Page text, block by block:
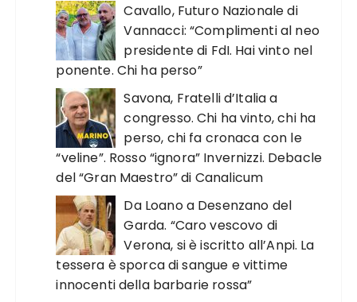
Cavallo, Futuro Nazionale di
Vannacci: “Complimenti al neo
presidente di FdI. Hai vinto nel
ponente. Chi ha perso”
Savona, Fratelli d’Italia a
congresso. Chi ha vinto, chi ha
perso, chi fa cronaca con le
“veline”. Rosso “ignora” Invernizzi. Debacle
del “Gran Maestro” di Canalicum
Da Loano a Desenzano del
Garda. “Caro vescovo di
Verona, si è iscritto all’Anpi. La
tessera è sporca di sangue e vittime
innocenti della barbarie rossa”